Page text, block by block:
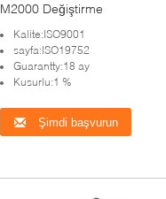
M2000 Değiştirme
Kalite:ISO9001
sayfa:ISO19752
Guarantty:18 ay
Kusurlu:1 %
Şimdi başvurun